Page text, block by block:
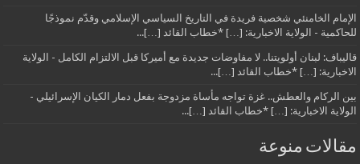
الإمام الخامنئي شخصية فريدة في التاريخ السياسي الإسلامي وقدّم نموذجًا
للحاكمية - الولاية الاخبارية: […] *خطاب القائد […]...
قاليباف: لبنان أولويتنا.. لا مفاوضات جديدة مع أميركا قبل الالتزام الكامل - الولاية
الاخبارية: […] *خطاب القائد […]...
بين الركام والعطش.. غزة تواجه مأساة مزدوجة بفعل دمار الكيان الإسرائيلي -
الولاية الاخبارية: […] *خطاب القائد […]...
مقالات منوعة